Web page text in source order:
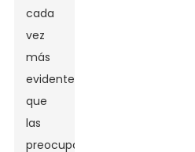
cada
vez
más
evidente
que
las
preocupaciones